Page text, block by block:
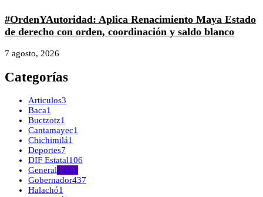
#OrdenYAutoridad: Aplica Renacimiento Maya Estado
de derecho con orden, coordinación y saldo blanco
7 agosto, 2026
Categorías
Articulos3
Baca1
Buctzotz1
Cantamayec1
Chichimilá1
Deportes7
DIF Estatal106
General1,661
Gobernador437
Halachó1